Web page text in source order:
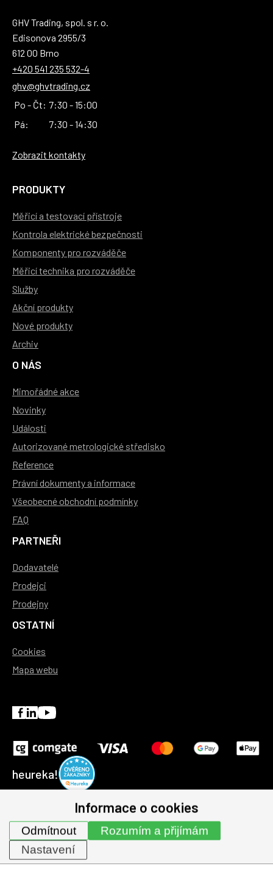
GHV Trading, spol. s r. o.
Edisonova 2955/3
612 00 Brno
+420 541 235 532-4
ghv@ghvtrading.cz
Po - Čt: 7:30 - 15:00
Pá:
7:30 - 14:30
Zobrazit kontakty
PRODUKTY
Měřicí a testovací přístroje
Kontrola elektrické bezpečnosti
Komponenty pro rozváděče
Měřicí technika pro rozváděče
Služby
Akční produkty
Nové produkty
Archiv
O NÁS
Mimořádné akce
Novinky
Události
Autorizované metrologické středisko
Reference
Právní dokumenty a informace
Všeobecné obchodní podmínky
FAQ
PARTNEŘI
Dodavatelé
Prodejci
Prodejny
OSTATNÍ
Cookies
Mapa webu
heureka!
© 1991-2026 | GHV Trading, spol. s r.o. všechna práva
vyhrazena.
Informace o cookies
Rozumím a přijímám
Odmítnout
Nastavení